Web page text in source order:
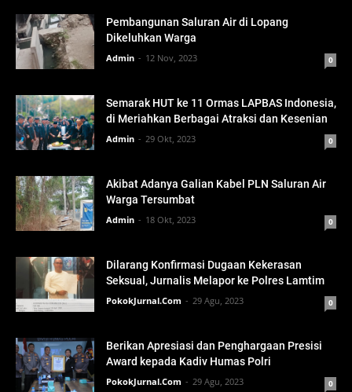
Pembangunan Saluran Air di Lopang
Dikeluhkan Warga
Admin 12 Nov, 2023 0
Semarak HUT ke 11 Ormas LAPBAS Indonesia,
di Meriahkan Berbagai Atraksi dan Kesenian
Admin 29 Okt, 2023 0
Akibat Adanya Galian Kabel PLN Saluran Air
Warga Tersumbat
Admin 18 Okt, 2023 0
Dilarang Konfirmasi Dugaan Kekerasan
Seksual, Jurnalis Melapor ke Polres Lamtim
PokokJurnal.Com 29 Agu, 2023 0
Berikan Apresiasi dan Penghargaan Presisi
Award kepada Kadiv Humas Polri
PokokJurnal.Com 29 Agu, 2023 0